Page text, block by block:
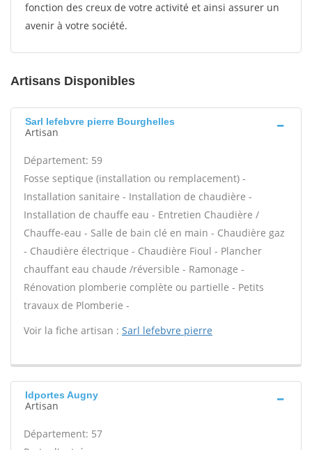
fonction des creux de votre activité et ainsi assurer un
avenir à votre société.
Artisans Disponibles
Sarl lefebvre pierre Bourghelles
Artisan
Département: 59
Fosse septique (installation ou remplacement) -
Installation sanitaire - Installation de chaudière -
Installation de chauffe eau - Entretien Chaudière /
Chauffe-eau - Salle de bain clé en main - Chaudière gaz
- Chaudière électrique - Chaudière Fioul - Plancher
chauffant eau chaude /réversible - Ramonage -
Rénovation plomberie complète ou partielle - Petits
travaux de Plomberie -
Voir la fiche artisan : Sarl lefebvre pierre
Idportes Augny
Artisan
Département: 57